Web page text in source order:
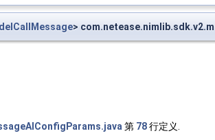
>
第 78行定义.